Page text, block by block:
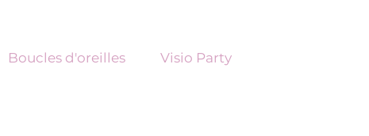
Boucles d'oreilles Visio Party